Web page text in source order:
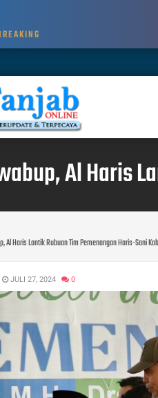
Al Haris
Al Haris Lantik Rubuan Tim Pemenangan Haris-Sani
JULI 27, 2024 0